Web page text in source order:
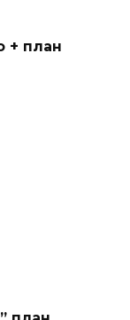
+ план